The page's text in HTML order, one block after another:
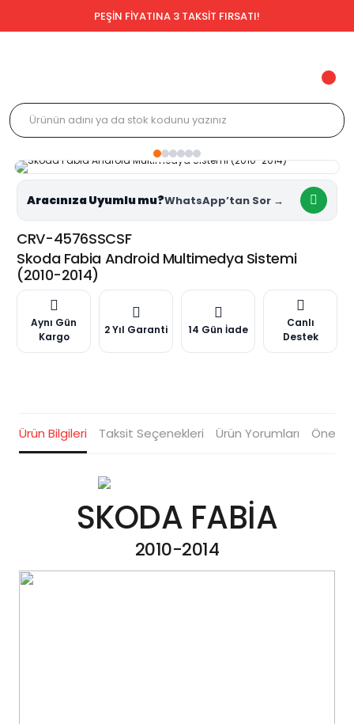
PEŞİN FİYATINA 3 TAKSİT FIRSATI!
Aracınıza Uyumlu mu?
CRV-4576SSCSF
Skoda Fabia Android Multimedya Sistemi
(2010-2014)
Aynı Gün
Kargo
2 Yıl Garanti 14 Gün İade
Canlı
Destek
Ürün Bilgileri Taksit Seçenekleri Ürün Yorumları
SKODA FABİA
2010-2014